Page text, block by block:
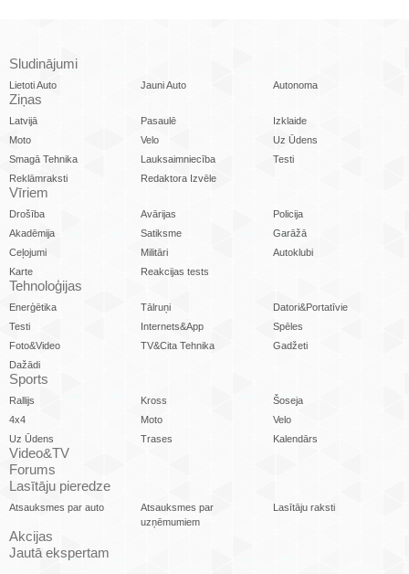
Sludinājumi
Lietoti Auto Jauni Auto Autonoma
Ziņas
Latvijā Pasaulē
Izklaide
Moto
Velo
Uz Ūdens
Smagā Tehnika
Lauksaimniecība
Testi
Reklāmraksti
Redaktora Izvēle
Vīriem
Drošība Avārijas
Policija
Akadēmija
Satiksme
Garāžā
Ceļojumi
Militāri
Autoklubi
Karte
Reakcijas tests
Tehnoloģijas
Enerģētika Tālruņi
Datori&Portatīvie
Testi
Internets&App
Spēles
Foto&Video
TV&Cita Tehnika
Gadžeti
Dažādi
Sports
Rallijs Kross
Šoseja
4x4
Moto
Velo
Uz Ūdens
Trases Kalendārs
Video&TV
Forums
Lasītāju pieredze
Atsauksmes par auto
Atsauksmes par
uzņēmumiem
Lasītāju raksti
Akcijas
Jautā ekspertam